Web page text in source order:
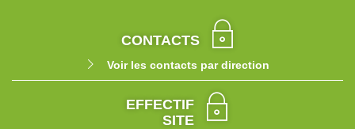
CONTACTS
Voir les contacts par direction
EFFECTIF
SITE